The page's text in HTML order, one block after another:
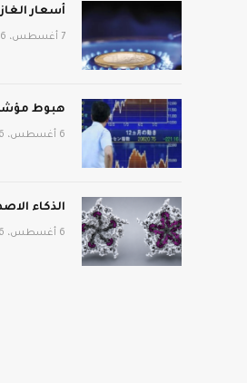
أسعار الغاز الأوروبية تقفز
7 أغسطس، 2026
هبوط
6 أغسطس، 2026
الذكاء
6 أغسطس، 2026